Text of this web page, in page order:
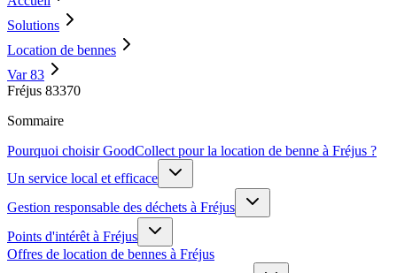
Solutions
Location de bennes
Var 83
Fréjus 83370
Sommaire
Pourquoi choisir GoodCollect pour la location de benne à Fréjus ?
Un service local et efficace
Gestion responsable des déchets à Fréjus
Points d'intérêt à Fréjus
Offres de location de bennes à Fréjus